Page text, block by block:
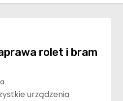
rolet i bram
urządzenia